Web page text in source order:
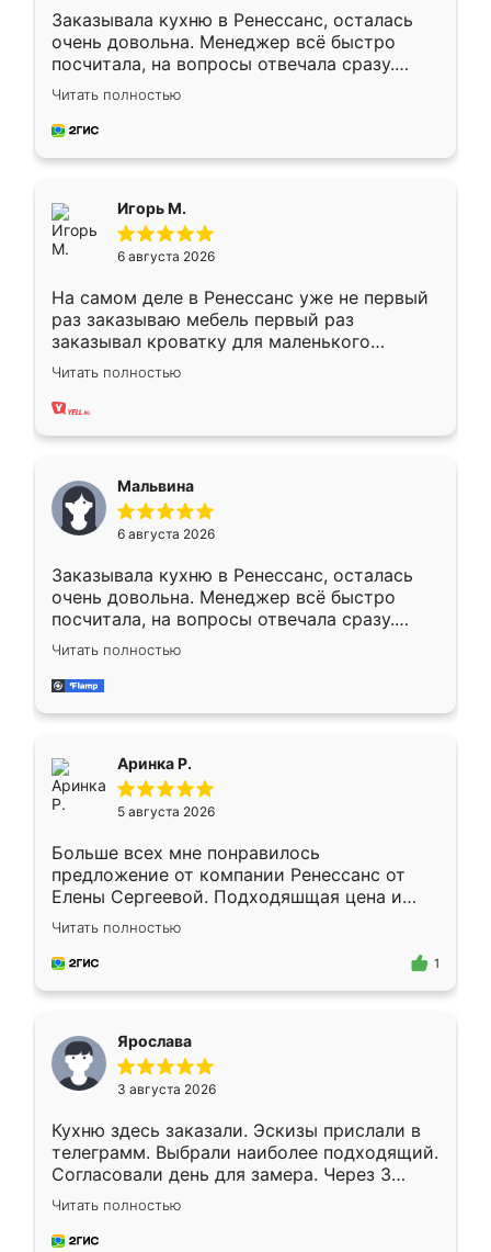
Заказывала кухню в Ренессанс, осталась
очень довольна. Менеджер всё быстро
посчитала, на вопросы отвечала сразу.
Замерщик приехал в субботу, подошёл к
делу со всей ответственностью. Собрали
за день, ребята работали аккуратно, даже
Читать полностью
Игорь М.
6 августа 2026
На самом деле в Ренессанс уже не первый
раз заказываю мебель первый раз
заказывал кроватку для маленького
ребёнка при его рождении ,во второй раз
заказал шкаф-купе. По качеству очень
хорошее сборка достаточно быстрая,
меньше, здесь же он более разнообразный.
Мне нравится ,если что-то потребуется из
мебели буду заказывать только здесь.
Читать полностью
Мальвина
6 августа 2026
Заказывала кухню в Ренессанс, осталась
очень довольна. Менеджер всё быстро
посчитала, на вопросы отвечала сразу.
Замерщик приехал в субботу, подошёл к
делу со всей ответственностью. Собрали
за день, ребята работали аккуратно, даже
Читать полностью
Аринка Р.
5 августа 2026
Больше всех мне понравилось
предложение от компании Ренессанс от
Елены Сергеевой. Подходяшщая цена и
короткие сроки изготовления. Приехавший
для замера сотрудник Владислав
предложил по моему эскизу самый
Читать полностью
1
Ярослава
3 августа 2026
Кухню здесь заказали. Эскизы прислали в
телеграмм. Выбрали наиболее подходящий.
Согласовали день для замера. Через 3
недели кухня была уже готова. Остались
довольны работой. Спасибо Ренессанс
мебель за качественную работу!
Читать полностью